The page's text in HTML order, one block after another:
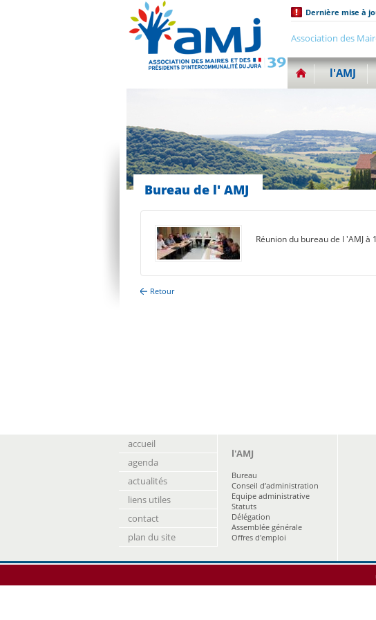
Dernière mise à
Association des
l'AMJ
Bureau de l' AMJ
Réunion du bureau de l 'AMJ à
Retour
accueil
agenda
actualités
liens utiles
contact
plan du site
l'AMJ
Bureau
Conseil d’administration
Equipe administrative
Statuts
Délégation
Assemblée générale
Offres d'emploi